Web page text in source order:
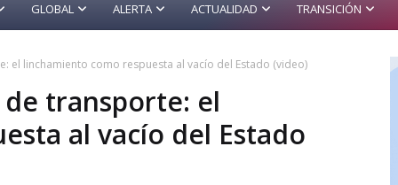
GLOBAL ALERTA ACTUALIDAD TRANSICIÓN
el linchamiento como respuesta al vacío del Estado (video)
transporte: el
al vacío del Estado